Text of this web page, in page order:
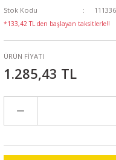
Stok Kodu
*133,42 TL den başlayan taksitlerle!!
ÜRÜN FİYATI
1.285,43 TL